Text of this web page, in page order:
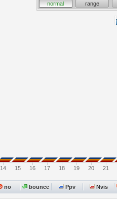
normal
range
14 15 16 17 18 19 20 21
no bounce Ppv Nvis